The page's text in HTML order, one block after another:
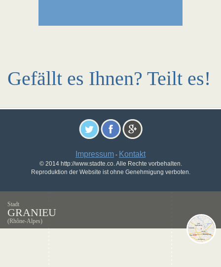
Gefällt es Ihnen? Teilt es!
Impressum - Kontakt
© 2014 http://www.stadte.co. Alle Rechte vorbehalten.
Reproduktion der Website ist ohne Genehmigung verboten.
Stadt
GRANIEU
(Rhône-Alpes)